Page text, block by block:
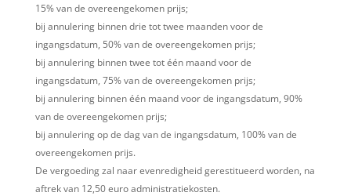
15% van de overeengekomen prijs;
bij annulering binnen drie tot twee maanden voor de
ingangsdatum, 50% van de overeengekomen prijs;
bij annulering binnen twee tot één maand voor de
ingangsdatum, 75% van de overeengekomen prijs;
bij annulering binnen één maand voor de ingangsdatum, 90%
van de overeengekomen prijs;
bij annulering op de dag van de ingangsdatum, 100% van de
overeengekomen prijs.
De vergoeding zal naar evenredigheid gerestitueerd worden, na
aftrek van 12,50 euro administratiekosten.